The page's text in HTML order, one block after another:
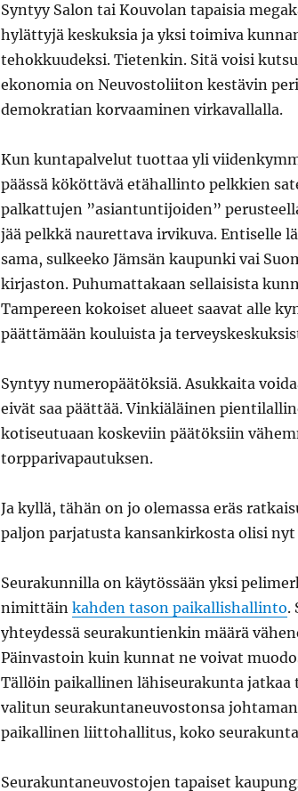
Syntyy Salon tai Kouvolan tapaisia
hylättyjä keskuksia ja yksi toimiva
tehokkuudeksi. Tietenkin. Sitä voisi
ekonomia on Neuvostoliiton kestävin
demokratian korvaaminen virkavallalla.
Kun kuntapalvelut tuottaa yli
päässä kököttävä etähallinto pelkkien
palkattujen ”asiantuntijoiden”
jää pelkkä naurettava irvikuva. Entiselle
sama, sulkeeko Jämsän kaupunki vai
kirjaston. Puhumattakaan sellaisista
Tampereen kokoiset alueet saavat alle
päättämään kouluista ja
Syntyy numeropäätöksiä. Asukkaita
eivät saa päättää. Vinkiäläinen
kotiseutuaan koskeviin päätöksiin
torpparivapautuksen.
Ja kyllä, tähän on jo olemassa eräs
paljon parjatusta kansankirkosta olisi nyt
Seurakunnilla on käytössään yksi
nimittäin kahden tason paikallishallinto.
yhteydessä seurakuntienkin määrä
Päinvastoin kuin kunnat ne voivat
Tällöin paikallinen lähiseurakunta jatkaa
valitun seurakuntaneuvostonsa
paikallinen liittohallitus, koko
Seurakuntaneuvostojen tapaiset